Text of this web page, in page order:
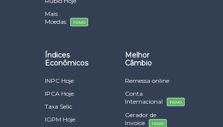
Mais
Moedas
novo
Índices
Econômicos
INPC Hoje
IPCA Hoje
Taxa Selic
IGPM Hoje
Melhor
Câmbio
Remessa online
Conta
Internacional
novo
Gerador de
Invoice
novo